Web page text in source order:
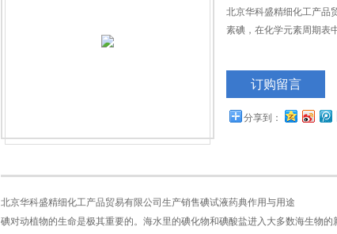
北京华科盛精细化工产品
素碘，在化学元素周期表
订购留言
分享到：
北京华科盛精细化工产品贸易有限公司生产销售碘试液药典作用与用途
碘对动植物的生命是极其重要的。海水里的碘化物和碘酸盐进入大多数海生物